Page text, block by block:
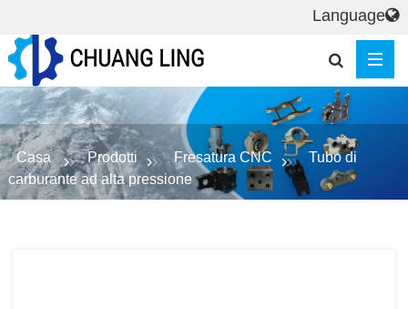
Casa Prodotti Fresatura CNC
Tubo di
carburante ad alta pressione
Language